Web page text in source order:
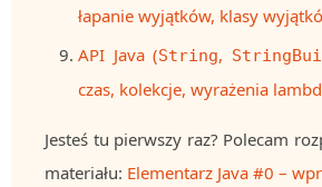
łapanie wyjątków, klasy
API Java (String,
czas, kolekcje, wyrażenia
Jesteś tu pierwszy raz? Polecam
materiału: Elementarz Java #0 –